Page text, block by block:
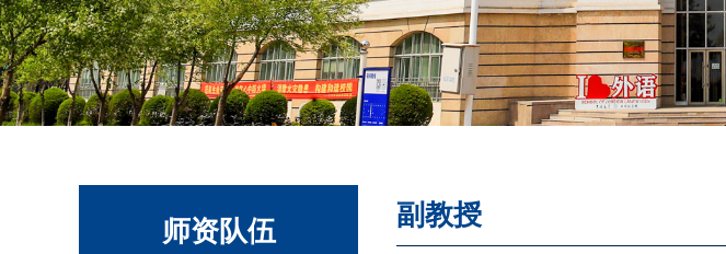
师资队伍
副教授